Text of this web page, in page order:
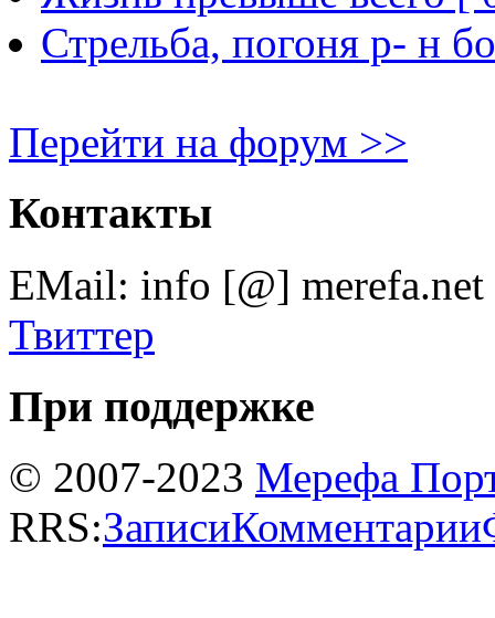
Стрельба, погоня р- н
Перейти на форум >>
Контакты
EMail: info [@] merefa.net
Твиттер
При поддержке
© 2007-2023 Мерефа
RRS:ЗаписиКомментарии